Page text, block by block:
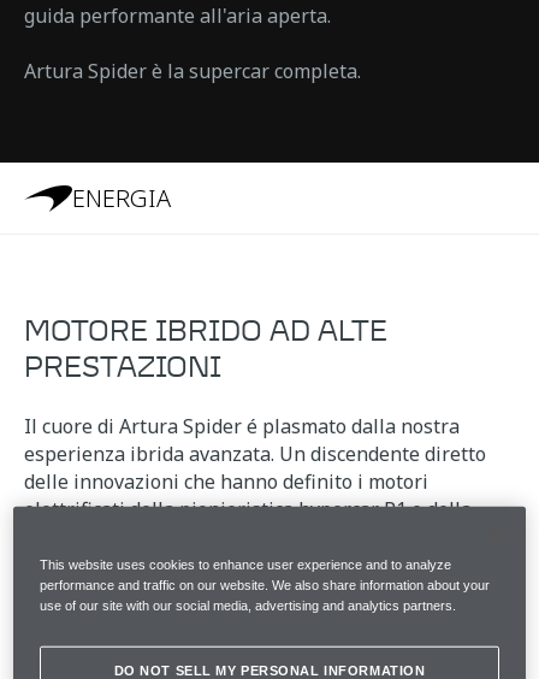
guida performante all'aria aperta.
Artura Spider è la supercar completa.
ENERGIA
MOTORE IBRIDO AD ALTE
PRESTAZIONI
Il cuore di Artura Spider é plasmato dalla nostra
esperienza ibrida avanzata. Un discendente diretto
delle innovazioni che hanno definito i motori
elettrificati della pionieristica hypercar P1 e della
velocitá da supercar completa, senza compromessi. Si
combina perfettamente con il motore elettrico, per
fornire coppia istantanea e accelerazione fulminante.
Questa é la tecnologia ibrida ad alte prestazioni al
This website uses cookies to enhance user experience and to analyze
performance and traffic on our website. We also share information about your
use of our site with our social media, advertising and analytics partners.
DO NOT SELL MY PERSONAL INFORMATION